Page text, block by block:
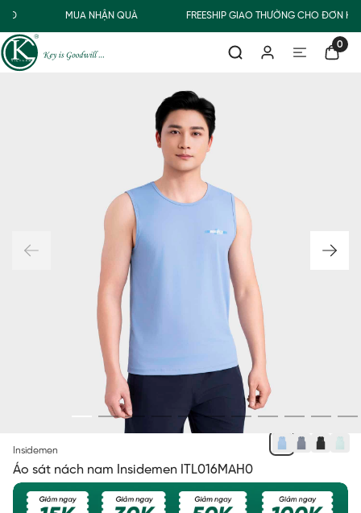
MUA NHẬN QUÀ FREESHIP GIAO THƯỜNG CHO ĐƠN
0
Insidemen
Áo sát nách nam Insidemen ITL016MAH0